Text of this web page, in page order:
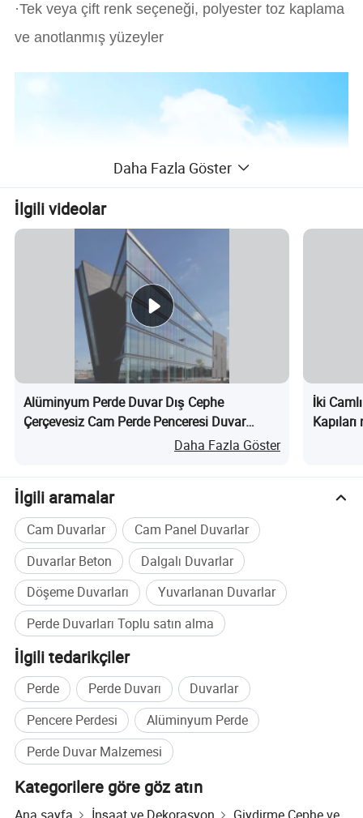
·Tek veya çift renk seçeneği, polyester toz kaplama
ve anotlanmış yüzeyler
Daha Fazla Göster
İlgili videolar
Alüminyum Perde Duvar Dış Cephe
Çerçevesiz Cam Perde Penceresi Duvar
Daha Fazla Göster
İki
Kapıları
İlgili aramalar
Cam Duvarlar
Cam Panel Duvarlar
Duvarlar Beton
Dalgalı Duvarlar
Döşeme Duvarları
Yuvarlanan Duvarlar
Perde Duvarları Toplu satın alma
İlgili tedarikçiler
Perde Perde Duvarı
Duvarlar
Pencere Perdesi
Alüminyum Perde
Perde Duvar Malzemesi
Kategorilere göre göz atın